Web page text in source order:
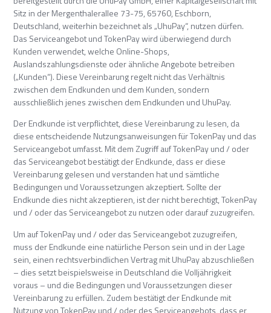
Sitz in der Mergenthalerallee 73-75, 65760, Eschborn,
Deutschland, weiterhin bezeichnet als „UhuPay“, nutzen dürfen.
Das Serviceangebot und TokenPay wird überwiegend durch
Kunden verwendet, welche Online-Shops,
Auslandszahlungsdienste oder ähnliche Angebote betreiben
(„Kunden“). Diese Vereinbarung regelt nicht das Verhältnis
zwischen dem Endkunden und dem Kunden, sondern
ausschließlich jenes zwischen dem Endkunden und UhuPay.
Der Endkunde ist verpflichtet, diese Vereinbarung zu lesen, da
diese entscheidende Nutzungsanweisungen für TokenPay und das
Serviceangebot umfasst. Mit dem Zugriff auf TokenPay und / oder
das Serviceangebot bestätigt der Endkunde, dass er diese
Vereinbarung gelesen und verstanden hat und sämtliche
Bedingungen und Voraussetzungen akzeptiert. Sollte der
Endkunde dies nicht akzeptieren, ist der nicht berechtigt, TokenPay
und / oder das Serviceangebot zu nutzen oder darauf zuzugreifen.
Um auf TokenPay und / oder das Serviceangebot zuzugreifen,
muss der Endkunde eine natürliche Person sein und in der Lage
sein, einen rechtsverbindlichen Vertrag mit UhuPay abzuschließen
– dies setzt beispielsweise in Deutschland die Volljährigkeit
voraus – und die Bedingungen und Voraussetzungen dieser
Vereinbarung zu erfüllen. Zudem bestätigt der Endkunde mit
Nutzung von TokenPay und / oder des Serviceangebots, dass er